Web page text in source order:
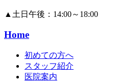
▲ 土日午後：14:00～18:00
Home
初めての方へ
スタッフ紹介
医院案内